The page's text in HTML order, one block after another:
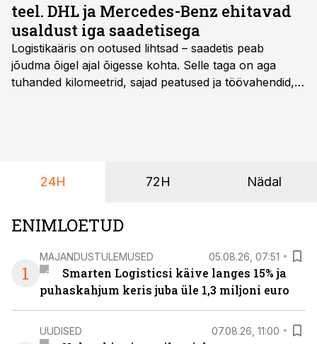
Kui nii, siis kes võiks olla potentsiaalsed ostjad?
teel. DHL ja Mercedes-Benz ehitavad
usaldust iga saadetisega
Logistikaäris on ootused lihtsad – saadetis peab
jõudma õigel ajal õigesse kohta. Selle taga on aga
tuhanded kilomeetrid, sajad peatused ja töövahendid,
24H 72H Nädal
ENIMLOETUD
1
MAJANDUSTULEMUSED 05.08.26, 07:51
Smarten Logisticsi käive langes 15% ja
puhaskahjum keris juba üle 1,3 miljoni euro
UUDISED 07.08.26, 11:00